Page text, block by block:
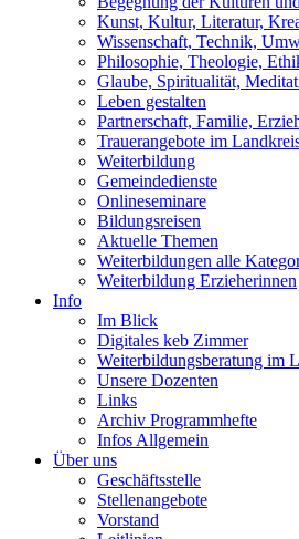
Kunst, Kultur, Literatur,
Wissenschaft, Technik,
Philosophie, Theologie,
Glaube, Spiritualität,
Leben gestalten
Partnerschaft, Familie,
Trauerangebote im
Weiterbildung
Gemeindedienste
Onlineseminare
Bildungsreisen
Aktuelle Themen
Weiterbildungen alle
Weiterbildung Erzieherinnen
Info
Im Blick
Digitales keb Zimmer
Weiterbildungsberatung im
Unsere Dozenten
Links
Archiv Programmhefte
Infos Allgemein
Über uns
Geschäftsstelle
Stellenangebote
Vorstand